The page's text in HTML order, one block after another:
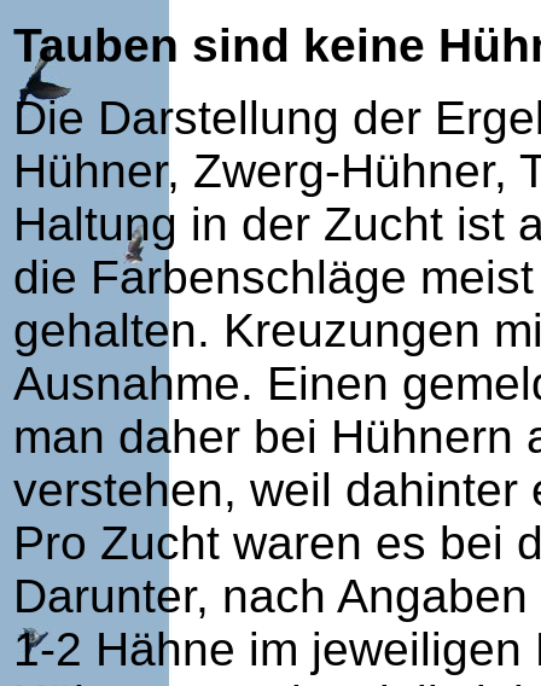
Tauben sind keine
Die Darstellung der
Hühner, Zwerg-Hühner,
Haltung in der Zucht ist
die Farbenschläge
gehalten. Kreuzungen
Ausnahme. Einen
man daher bei Hühnern
verstehen, weil dahinter
Pro Zucht waren es bei
Darunter, nach
1-2 Hähne im